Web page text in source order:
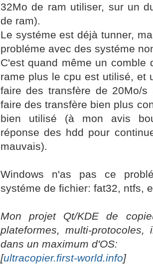
32Mo de ram utiliser, sur un
de ram).
Le systéme est déjà tunner,
probléme avec des systéme
C'est quand même un comble
rame plus le cpu est utilisé, et
faire des transfère de 20Mo/
faire des transfère bien plus
bien utilisé (à mon avis
réponse des hdd pour
mauvais).
Windows n'as pas ce
systéme de fichier: fat32, ntfs,
Mon projet Qt/KDE de
plateformes, multi-protocoles,
dans un maximum d'OS:
[ultracopier.first-world.info]